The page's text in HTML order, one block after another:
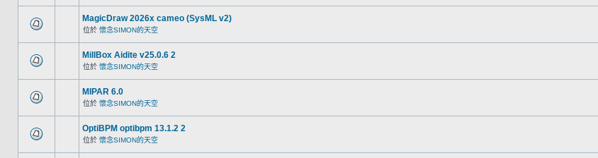
MagicDraw 2026x cameo (SysML v2)
位於 懷念SIMON的天空
MillBox Aidite v25.0.6 2
位於 懷念SIMON的天空
MIPAR 6.0
位於 懷念SIMON的天空
OptiBPM optibpm 13.1.2 2
位於 懷念SIMON的天空